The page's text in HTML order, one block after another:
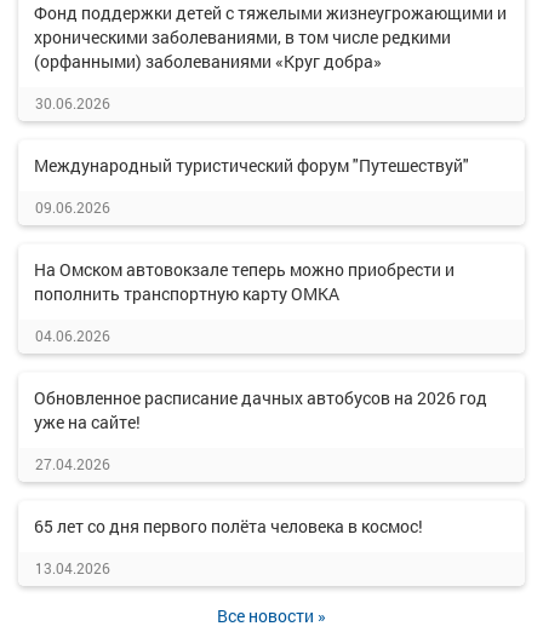
Фонд поддержки детей с тяжелыми жизнеугрожающими и
хроническими заболеваниями, в том числе редкими
(орфанными) заболеваниями «Круг добра»
30.06.2026
Международный туристический форум "Путешествуй"
09.06.2026
На Омском автовокзале теперь можно приобрести и
пополнить транспортную карту ОМКА
04.06.2026
Обновленное расписание дачных автобусов на 2026 год
уже на сайте!
27.04.2026
65 лет со дня первого полёта человека в космос!
13.04.2026
Все новости »